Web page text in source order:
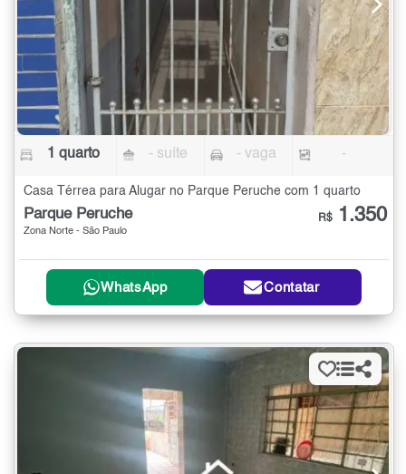
1 quarto - suíte - vaga -
Casa Térrea para Alugar no Parque Peruche com 1 quarto
Parque Peruche
Zona Norte - São Paulo
R$ 1.350
WhatsApp Contatar